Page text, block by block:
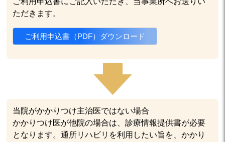
ただきます。
ご利用申込書（PDF）ダウンロード
当院がかかりつけ主治医ではない場合
かかりつけ医が他院の場合は、診療情報提供書が必要
となります。通所リハビリを利用したい旨を、かかり